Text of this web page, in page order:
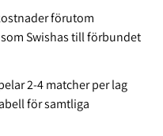
förutom
Swishas till förbundet
2-4 matcher per lag
för samtliga